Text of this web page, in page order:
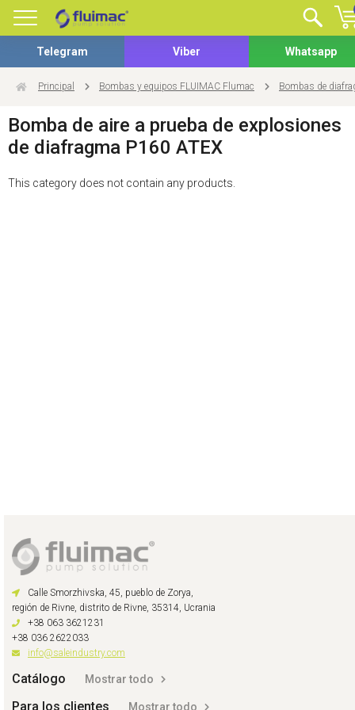
Telegram Viber Whatsapp
Principal Bombas y equipos FLUIMAC Flumac Bombas de
Bomba de aire a prueba de explosiones
de diafragma P160 ATEX
This category does not contain any products.
Calle Smorzhivska, 45, pueblo de Zorya,
región de Rivne, distrito de Rivne, 35314, Ucrania
+38 063 3621231
+38 036 2622033
info@saleindustry.com
Catálogo Mostrar todo
Para los clientes Mostrar todo